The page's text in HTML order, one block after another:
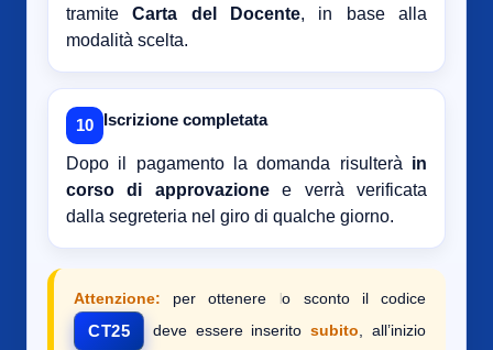
tramiteCarta del Docente, in base alla
modalità scelta.
10 Iscrizione completata
Dopo il pagamento la domanda risulterà in
corso di approvazionee verrà verificata
dalla segreteria nel giro di qualche giorno.
Attenzione: per ottenere lo sconto il codice
CT25 deve essere inseritosubito , all’inizio